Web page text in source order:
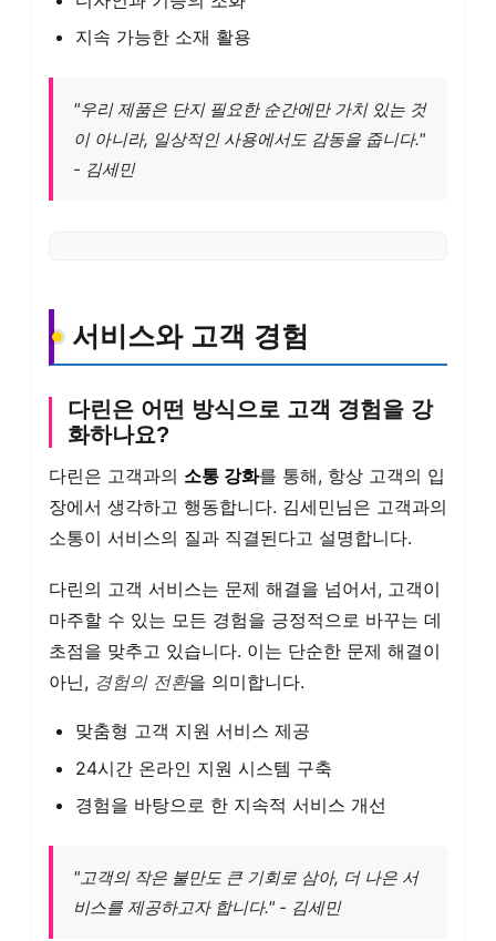
지속 가능한 소재 활용
"우리 제품은 단지 필요한 순간에만 가치 있는 것
이 아니라, 일상적인 사용에서도 감동을 줍니다."
- 김세민
서비스와 고객 경험
다린은 어떤 방식으로 고객 경험을 강
화하나요?
다린은 고객과의 소통 강화를 통해, 항상 고객의 입
장에서 생각하고 행동합니다. 김세민님은 고객과의
소통이 서비스의 질과 직결된다고 설명합니다.
다린의 고객 서비스는 문제 해결을 넘어서, 고객이
마주할 수 있는 모든 경험을 긍정적으로 바꾸는 데
초점을 맞추고 있습니다. 이는 단순한 문제 해결이
아닌, 경험의 전환을 의미합니다.
맞춤형 고객 지원 서비스 제공
24시간 온라인 지원 시스템 구축
경험을 바탕으로 한 지속적 서비스 개선
"고객의 작은 불만도 큰 기회로 삼아, 더 나은 서
비스를 제공하고자 합니다." - 김세민